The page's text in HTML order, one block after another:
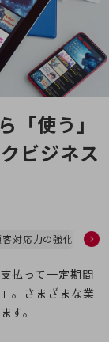
使う」
ビジネス
対応力の強化
払って一定期間
」。さまざまな業
す。